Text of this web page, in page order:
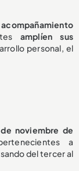
amplíen sus
personal, el
noviembre de
a
del tercer al